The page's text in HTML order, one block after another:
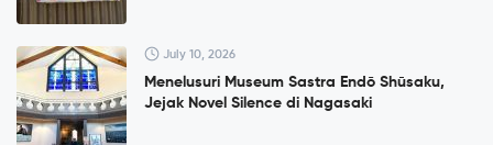
July 10, 2026
Menelusuri Museum Sastra Endō Shūsaku,
Jejak Novel Silence di Nagasaki